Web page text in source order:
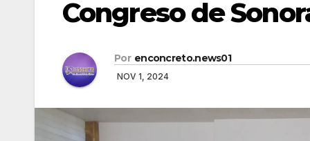
Congreso de
Por enconcreto.news01
NOV 1, 2024